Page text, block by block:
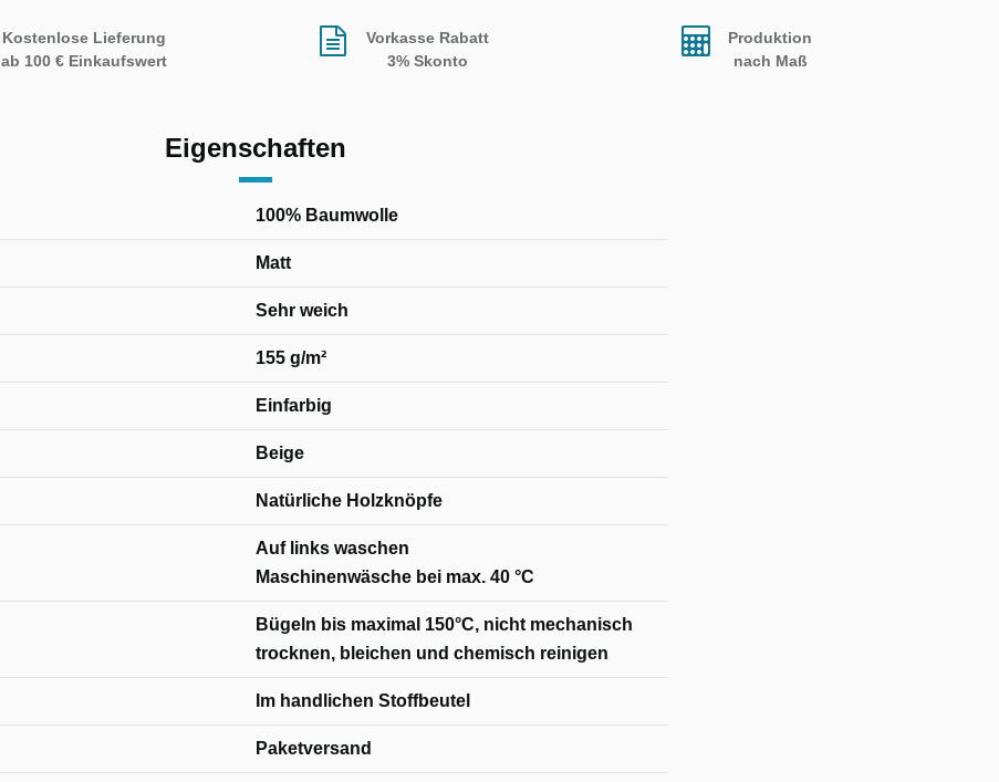
Kostenlose Lieferung
ab 100 € Einkaufswert
Vorkasse Rabatt
3% Skonto
Produktion
nach Maß
Eigenschaften
100% Baumwolle
Matt
Sehr weich
155 g/m²
Einfarbig
Beige
Natürliche Holzknöpfe
Auf links waschen
Maschinenwäsche bei max. 40 °C
Bügeln bis maximal 150°C, nicht mechanisch
trocknen, bleichen und chemisch reinigen
Im handlichen Stoffbeutel
Paketversand